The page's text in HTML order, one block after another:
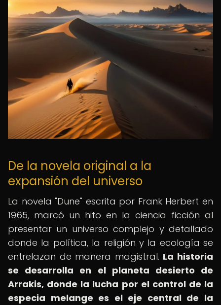
De la novela original a la
expansión del universo
La novela "Dune" escrita por Frank Herbert en
1965, marcó un hito en la ciencia ficción al
presentar un universo complejo y detallado
donde la política, la religión y la ecología se
entrelazan de manera magistral. La historia
se desarrolla en el planeta desierto de
Arrakis, donde la lucha por el control de la
especia melange es el eje central de la